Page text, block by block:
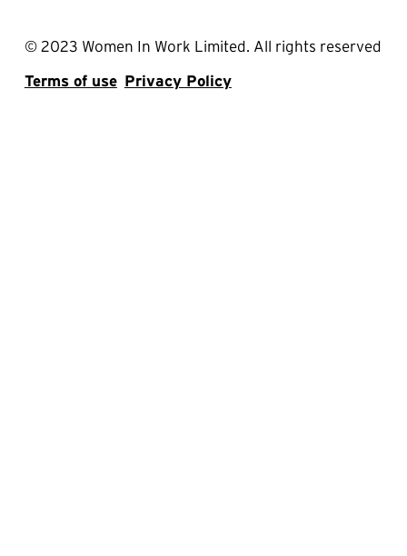
© 2023 Women In Work Limited. All rights reserved
Terms of use Privacy Policy